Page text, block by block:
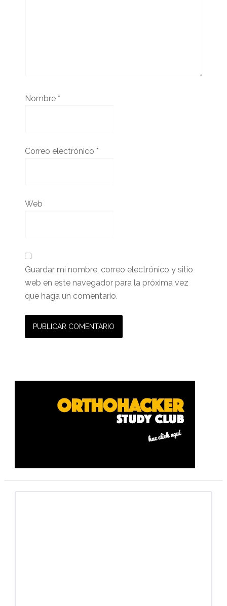
Nombre *
Correo electrónico *
Web
Guardar mi nombre, correo electrónico y sitio
web en este navegador para la próxima vez
que haga un comentario.
Barra
primaria